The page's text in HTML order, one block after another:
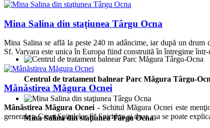
Mina Salina din staţiunea Târgu Ocna
Mina Salina se află la peste 240 m adâncime, iar după un
Sf. Varvara este unica în Europa fiind construită în întregime
Mânăstirea Măgura Ocnei
Mânăstirea Măgura Ocnei - Schitul Măgura Ocnei este
generale a Casei Spitalelor Sf.Spiridon şi doar aşa se poate
Centrul de tratament balnear Parc Măgura Târgu-
Mina Salina din staţiunea Târgu Ocna